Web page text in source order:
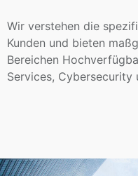
Wir verstehen die
Kunden und bieten
Bereichen
Services, Cybersecurity